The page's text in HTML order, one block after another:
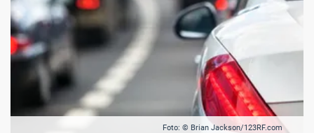
Foto: © Brian Jackson/123RF.com